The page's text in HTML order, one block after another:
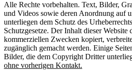
Alle Rechte vorbehalten. Text, Bilder,
und Videos sowie deren Anordnung auf
unterliegen dem Schutz des
Schutzgesetze. Der Inhalt dieser Website
kommerziellen Zwecken kopiert,
zugänglich gemacht werden. Einige
Bilder, die dem Copyright Dritter
ohne vorherigen Kontakt.